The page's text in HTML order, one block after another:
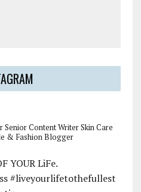
Senior Content WriterSkin Care
& Fashion Blogger